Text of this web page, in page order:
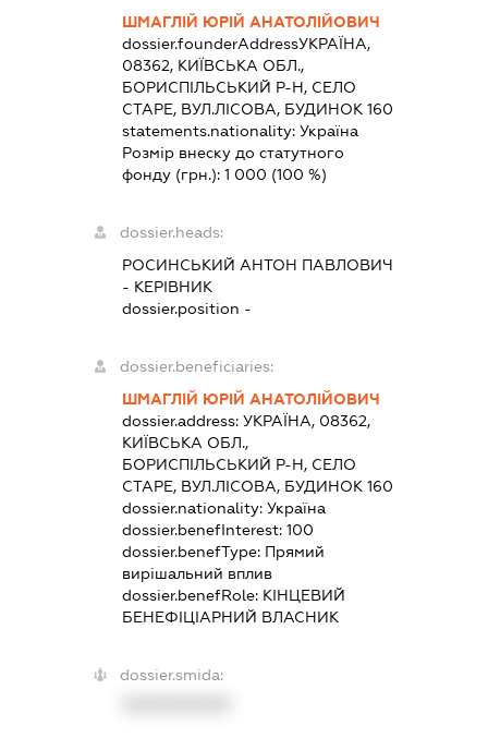
ШМАГЛІЙ ЮРІЙ АНАТОЛІЙОВИЧ
dossier.founderAddressУКРАЇНА,
08362, КИЇВСЬКА ОБЛ.,
БОРИСПІЛЬСЬКИЙ Р-Н, СЕЛО
СТАРЕ, ВУЛ.ЛІСОВА, БУДИНОК 160
statements.nationality:Україна
Розмір внеску до статутного
фонду (грн.):1 000 (100 %)
dossier.heads:
РОСИНСЬКИЙ АНТОН ПАВЛОВИЧ
- КЕРІВНИК
dossier.position -
dossier.beneficiaries:
ШМАГЛІЙ ЮРІЙ АНАТОЛІЙОВИЧ
dossier.address:УКРАЇНА, 08362,
КИЇВСЬКА ОБЛ.,
БОРИСПІЛЬСЬКИЙ Р-Н, СЕЛО
СТАРЕ, ВУЛ.ЛІСОВА, БУДИНОК 160
dossier.nationality:Україна
dossier.benefInterest:100
dossier.benefType: Прямий
вирішальний вплив
dossier.benefRole: КІНЦЕВИЙ
БЕНЕФІЦІАРНИЙ ВЛАСНИК
dossier.smida: